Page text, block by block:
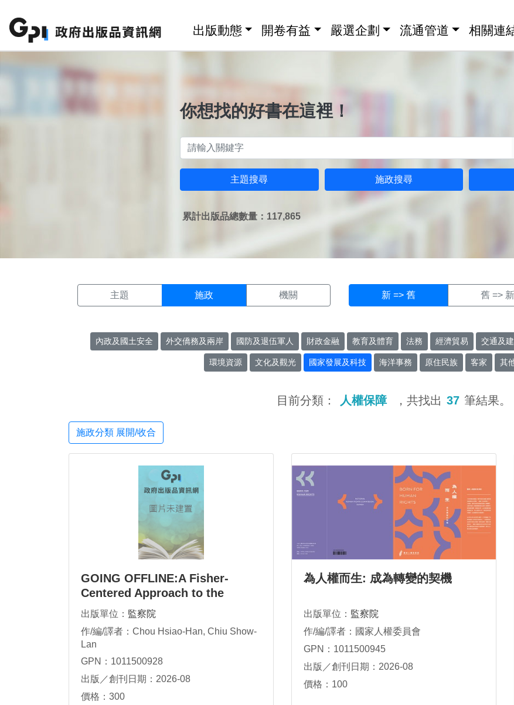
出版動態 開卷有益 嚴選企劃 流通管道 相關連
你想找的好書在這裡！
主題搜尋 施政搜尋
累計出版品總數量：117,865
主題 施政 機關 新 => 舊 舊 => 新
內政及國土安全 外交僑務及兩岸 國防及退伍軍人 財政金融 教育及體育 法務 經濟貿易 交通及
環境資源 文化及觀光 國家發展及科技 海洋事務 原住民族 客家 其
目前分類： 人權保障 ，共找出 37 筆結果。
施政分類 展開/收合
GOING OFFLINE:A Fisher-
Centered Approach to the
Sustainable Development of
Fishers’Human Rights
出版單位： 監察院
作/編/譯者：Chou Hsiao-Han, Chiu Show-
Lan
GPN：1011500928
出版／創刊日期：2026-08
價格：300
為人權而生: 成為轉變的契機
出版單位： 監察院
作/編/譯者：國家人權委員會
GPN：1011500945
出版／創刊日期：2026-08
價格：100